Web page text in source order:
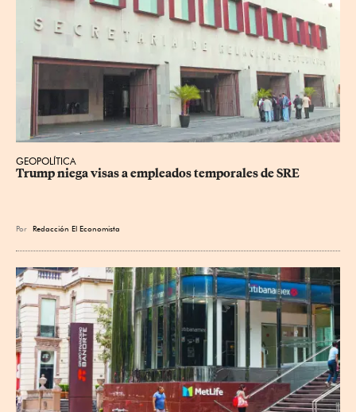
GEOPOLÍTICA
Trump niega visas a empleados temporales de SRE
Por Redacción El Economista